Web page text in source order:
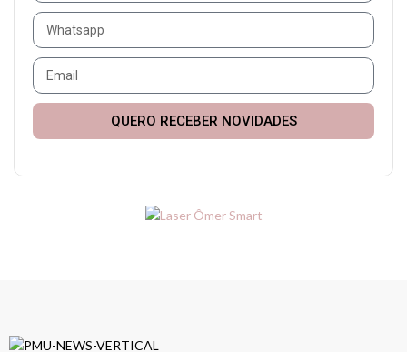
QUERO RECEBER NOVIDADES